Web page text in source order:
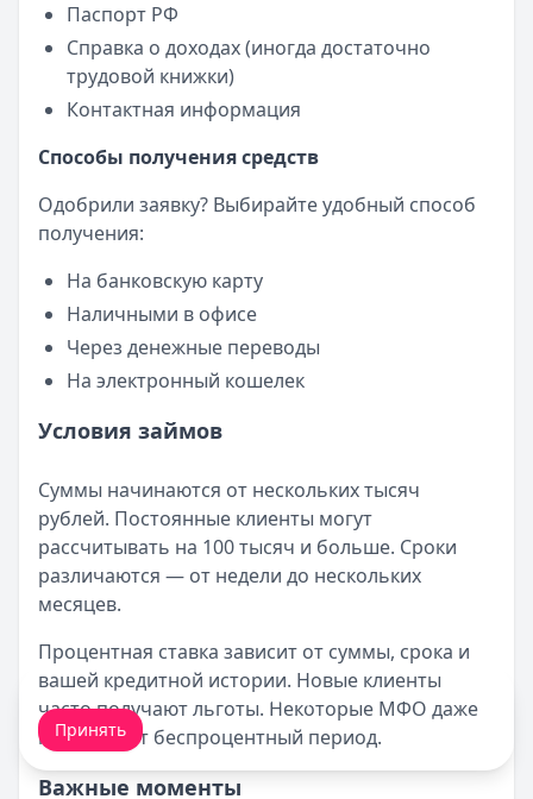
Паспорт РФ
Справка о доходах (иногда достаточно
трудовой книжки)
Контактная информация
Способы получения средств
Одобрили заявку? Выбирайте удобный способ
получения:
На банковскую карту
Наличными в офисе
Через денежные переводы
На электронный кошелек
Условия займов
Суммы начинаются от нескольких тысяч
рублей. Постоянные клиенты могут
рассчитывать на 100 тысяч и больше. Сроки
различаются — от недели до нескольких
месяцев.
Процентная ставка зависит от суммы, срока и
вашей кредитной истории. Новые клиенты
часто получают льготы. Некоторые МФО даже
предлагают беспроцентный период.
Важные моменты
Мы обрабатываем ваши cookie-файлы
Принять